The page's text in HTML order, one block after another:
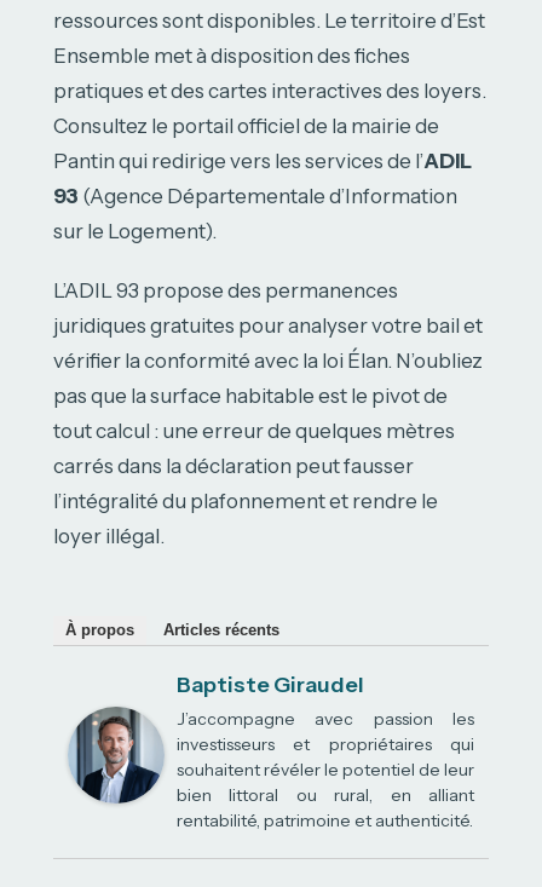
ressources sont disponibles. Le territoire d’Est
Ensemble met à disposition des fiches
pratiques et des cartes interactives des loyers.
Consultez le portail officiel de la mairie de
Pantin qui redirige vers les services de l’ADIL
93 (Agence Départementale d’Information
sur le Logement).
L’ADIL 93 propose des permanences
juridiques gratuites pour analyser votre bail et
vérifier la conformité avec la loi Élan. N’oubliez
pas que la surface habitable est le pivot de
tout calcul : une erreur de quelques mètres
carrés dans la déclaration peut fausser
l’intégralité du plafonnement et rendre le
loyer illégal.
À propos Articles récents
Baptiste Giraudel
J’accompagne avec passion les
investisseurs et propriétaires qui
souhaitent révéler le potentiel de leur
bien littoral ou rural, en alliant
rentabilité, patrimoine et authenticité.